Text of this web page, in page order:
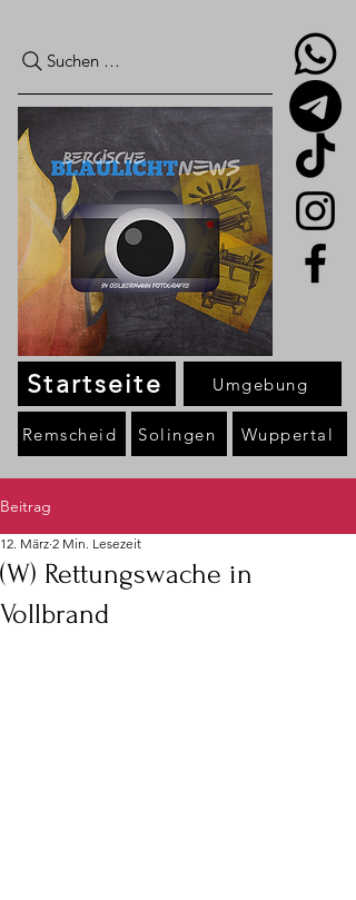
Suchen …
Startseite
Remscheid Solingen Wuppertal
Umgebung
Beitrag
(W) Rettungswache in
Vollbrand
12. März 2 Min. Lesezeit